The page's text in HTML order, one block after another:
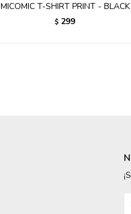
MICOMIC T-SHIRT PRINT - BLACK
$ 299